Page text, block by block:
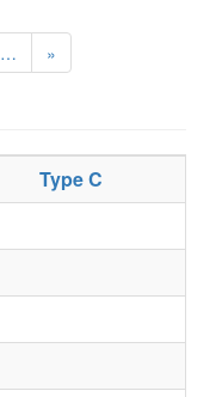
… »
Type C